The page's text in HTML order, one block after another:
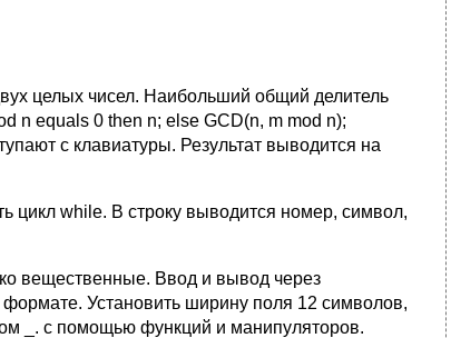
целых чисел. Наибольший общий делитель
n equals 0 then n; else GCD(n, m mod n);
с клавиатуры. Результат выводится на
цикл while. В строку выводится номер, символ,
вещественные. Ввод и вывод через
Установить ширину поля 12 символов,
_. с помощью функций и манипуляторов.